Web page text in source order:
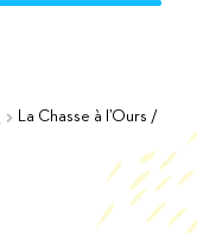
La Chasse à l’Ours /